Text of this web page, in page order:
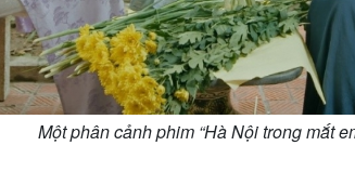
Một phân cảnh phim “Hà Nội trong mắt